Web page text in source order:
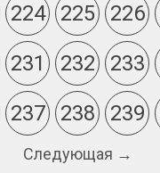
224 225 226
231 232 233
237 238 239
Следующая →